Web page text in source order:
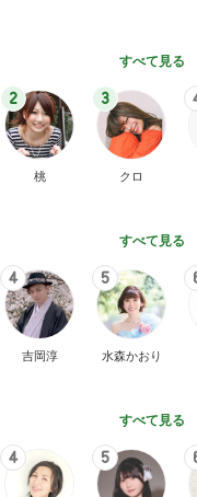
すべて見る
2
桃
3
クロ
すべて見る
4
吉岡淳
5
水森かおり
すべて見る
4 5